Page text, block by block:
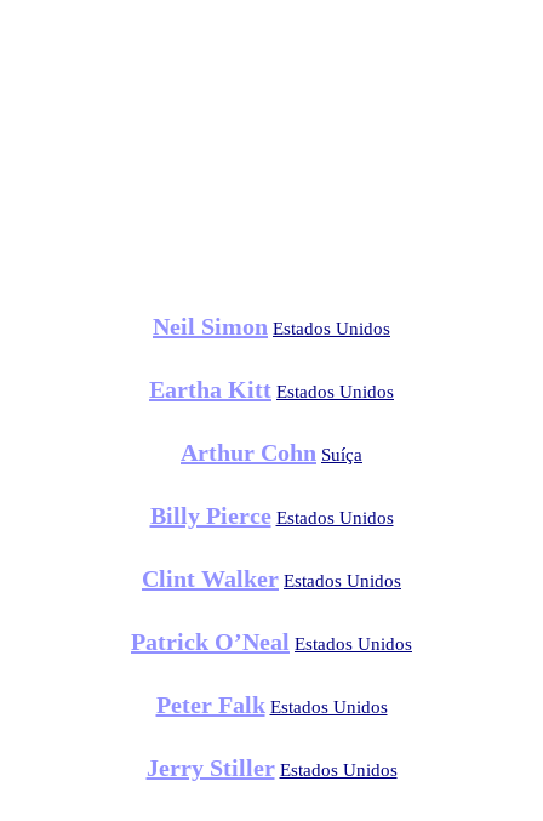
Neil Simon Estados Unidos
Eartha Kitt Estados Unidos
Arthur Cohn Suíça
Billy Pierce Estados Unidos
Clint Walker Estados Unidos
Patrick O’Neal Estados Unidos
Peter Falk Estados Unidos
Jerry Stiller Estados Unidos